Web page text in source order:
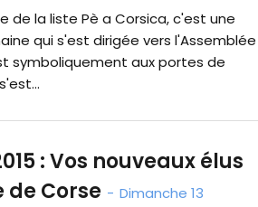
de la liste Pè a Corsica, c'est une
qui s'est dirigée vers l'Assemblée
symboliquement aux portes de
: Vos nouveaux élus
de Corse - Dimanche 13